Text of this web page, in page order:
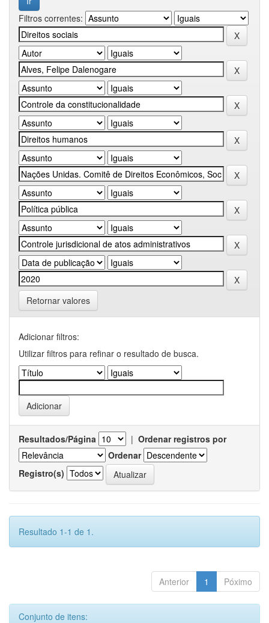
Filtros correntes:
Retornar valores
Adicionar filtros:
Utilizar filtros para refinar o resultado de busca.
Resultados/Página | Ordenar registros por
Ordenar
Registro(s)
Resultado 1-1 de 1.
Anterior 1 Póximo
Conjunto de itens: